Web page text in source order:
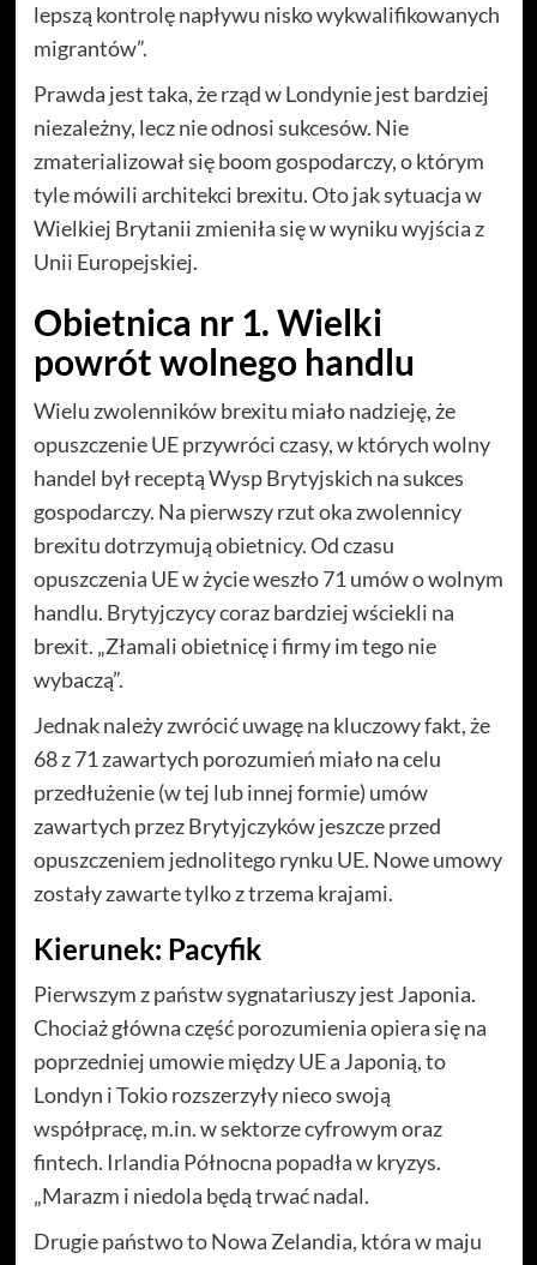
lepszą kontrolę napływu nisko wykwalifikowanych
migrantów”.
Prawda jest taka, że rząd w Londynie jest bardziej
niezależny, lecz nie odnosi sukcesów. Nie
zmaterializował się boom gospodarczy, o którym
tyle mówili architekci brexitu. Oto jak sytuacja w
Wielkiej Brytanii zmieniła się w wyniku wyjścia z
Unii Europejskiej.
Obietnica nr 1. Wielki
powrót wolnego handlu
Wielu zwolenników brexitu miało nadzieję, że
opuszczenie UE przywróci czasy, w których wolny
handel był receptą Wysp Brytyjskich na sukces
gospodarczy. Na pierwszy rzut oka zwolennicy
brexitu dotrzymują obietnicy. Od czasu
opuszczenia UE w życie weszło 71 umów o wolnym
handlu. Brytyjczycy coraz bardziej wściekli na
brexit. „Złamali obietnicę i firmy im tego nie
wybaczą”.
Jednak należy zwrócić uwagę na kluczowy fakt, że
68 z 71 zawartych porozumień miało na celu
przedłużenie (w tej lub innej formie) umów
zawartych przez Brytyjczyków jeszcze przed
opuszczeniem jednolitego rynku UE. Nowe umowy
zostały zawarte tylko z trzema krajami.
Kierunek: Pacyfik
Pierwszym z państw sygnatariuszy jest Japonia.
Chociaż główna część porozumienia opiera się na
poprzedniej umowie między UE a Japonią, to
Londyn i Tokio rozszerzyły nieco swoją
współpracę, m.in. w sektorze cyfrowym oraz
fintech. Irlandia Północna popadła w kryzys.
„Marazm i niedola będą trwać nadal.
Drugie państwo to Nowa Zelandia, która w maju